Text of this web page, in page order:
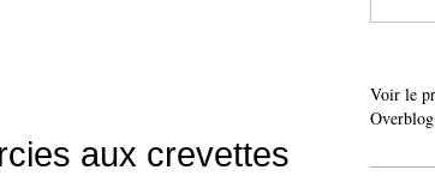
aux crevettes
Voir le
Overblog